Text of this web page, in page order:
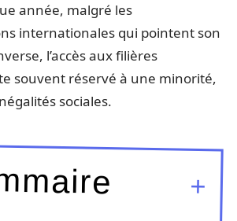
année, malgré les
internationales qui pointent son
l’accès aux filières
souvent réservé à une minorité,
sociales.